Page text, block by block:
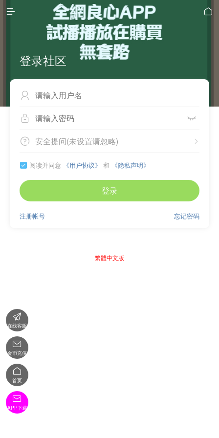
 
登录社区

 
 
安全提问(未设置请忽略)
 阅读并同意 《用户协议》 和 《隐私声明》
登录
忘记密码
注册帐号
繁體中文版

在线客服

金币充值

首页

APP下载